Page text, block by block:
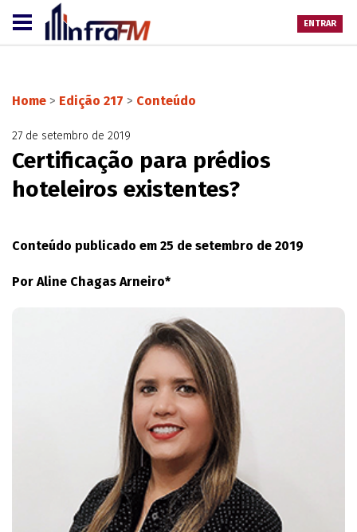
ENTRAR
Home > Edição 217 > Conteúdo
27 de setembro de 2019
Certificação para prédios
hoteleiros existentes?
Conteúdo publicado em 25 de setembro de 2019
Por Aline Chagas Arneiro*